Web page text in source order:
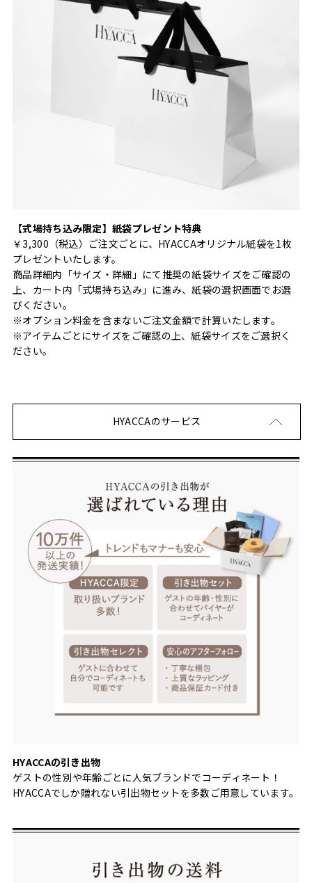
【式場持ち込み限定】紙袋プレゼント特典
￥3,300（税込）ご注文ごとに、HYACCAオリジナル紙袋を1枚
プレゼントいたします。
商品詳細内「サイズ・詳細」にて推奨の紙袋サイズをご確認の
上、カート内「式場持ち込み」に進み、紙袋の選択画面でお選
びください。
※オプション料金を含まないご注文金額で計算いたします。
※アイテムごとにサイズをご確認の上、紙袋サイズをご選択く
ださい。
HYACCAのサービス
HYACCAの引き出物
ゲストの性別や年齢ごとに人気ブランドでコーディネート！
HYACCAでしか贈れない引出物セットを多数ご用意しています。